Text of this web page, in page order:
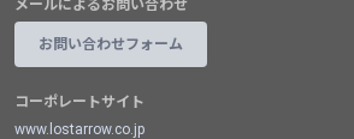
メールによるお問い合わせ
お問い合わせフォーム
コーポレートサイト
www.lostarrow.co.jp